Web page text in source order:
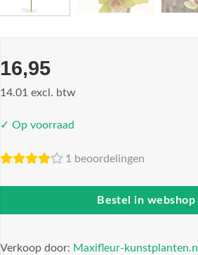
16,95
14.01 excl. btw
✓ Op voorraad
1 beoordelingen
Bestel in webshop
Verkoop door: Maxifleur-kunstplanten.nl